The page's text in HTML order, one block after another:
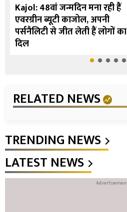
Kajol: 48वां जन्मदिन मना रही हैं
एवरग्रीन ब्यूटी काजोल, अपनी
पर्सनैलिटी से जीत लेती हैं लोगों का
दिल
RELATED NEWS
TRENDING NEWS
LATEST NEWS